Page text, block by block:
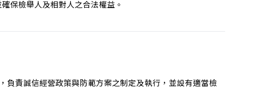
保檢舉人及相對人之合法權益。
負責誠信經營政策與防範方案之制定及執行，並設有適當檢